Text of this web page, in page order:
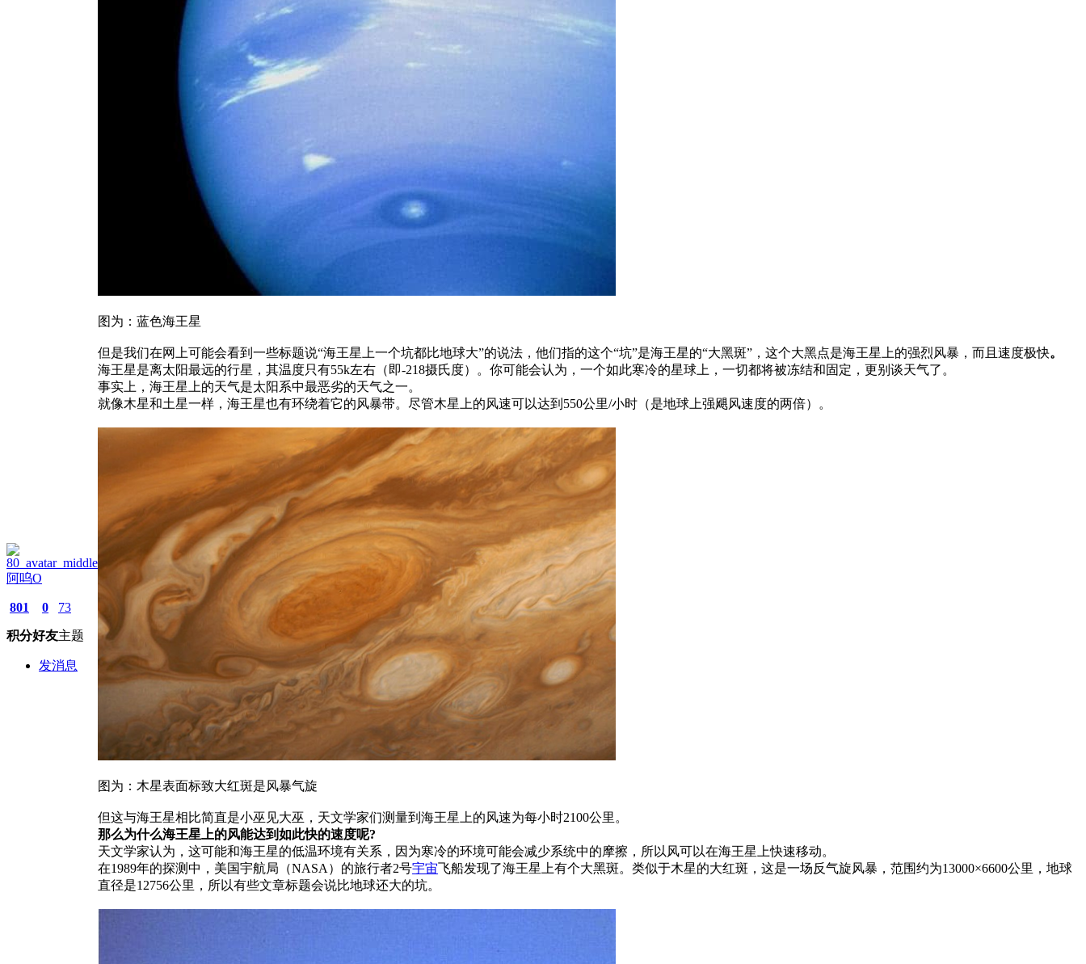
阿呜O
801
积分
0
好友
73
主题
发消息
图为：蓝色海王星
但是我们在网上可能会看到一些标题说“海王星上一个坑都比地球大”的说法，他们指的这个“坑”是海王星的“大黑斑”，这个大黑点是海王星上的强烈风暴，而且速度极快。
海王星是离太阳最远的行星，其温度只有55k左右（即-218摄氏度）。你可能会认为，一个如此寒冷的星球上，一切都将被冻结和固定，更别谈天气了。
事实上，海王星上的天气是太阳系中最恶劣的天气之一。
就像木星和土星一样，海王星也有环绕着它的风暴带。尽管木星上的风速可以达到550公里/小时（是地球上强飓风速度的两倍）。
图为：木星表面标致大红斑是风暴气旋
但这与海王星相比简直是小巫见大巫，天文学家们测量到海王星上的风速为每小时2100公里。
那么为什么海王星上的风能达到如此快的速度呢?
天文学家认为，这可能和海王星的低温环境有关系，因为寒冷的环境可能会减少系统中的摩擦，所以风可以在海王星上快速移动。
在1989年的探测中，美国宇航局（NASA）的旅行者2号宇宙飞船发现了海王星上有个大黑斑。类似于木星的大红斑，这是一场反气旋风暴，范围约为13000×6600公里，地球
直径是12756公里，所以有些文章标题会说比地球还大的坑。